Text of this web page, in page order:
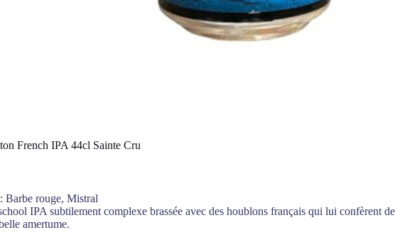
French IPA 44cl Sainte Cru
Barbe rouge, Mistral
IPA subtilement complexe brassée avec des houblons français qui lui confèrent
amertume.